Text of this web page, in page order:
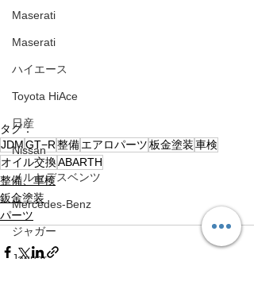
Maserati
Maserati
ハイエース
Toyota HiAce
日産
Nissan
メルセデスベンツ
Mercedes-Benz
ジャガー
Jaguar
タグ：
JDMGT−R整備エアロパーツ板金塗装車検
オイル交換ABARTH
整備、車検
鈑金塗装
パーツ